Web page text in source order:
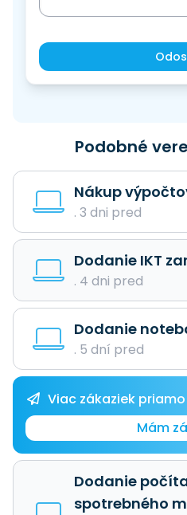
Podobné
Nákup
. 3 dni pred
Dodanie IKT
. 4 dni pred
Dodanie
. 5 dní pred
Viac zákaziek
Mám
Dodanie
spotrebného